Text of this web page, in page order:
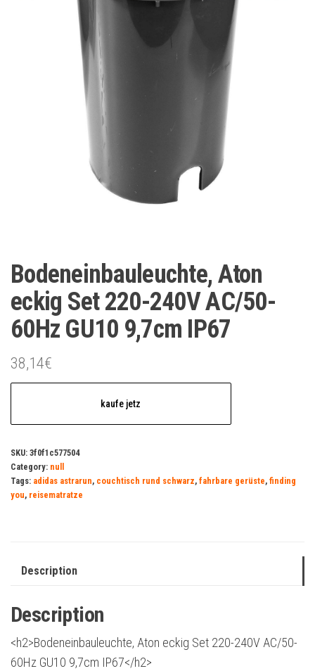
Bodeneinbauleuchte, Aton
eckig Set 220-240V AC/50-
60Hz GU10 9,7cm IP67
38,14€
kaufe jetz
SKU: 3f0f1c577504
Category: null
Tags: adidas astrarun, couchtisch rund schwarz, fahrbare gerüste, finding
you, reisematratze
Description
Description
<h2>Bodeneinbauleuchte, Aton eckig Set 220-240V AC/50-
60Hz GU10 9,7cm IP67</h2>